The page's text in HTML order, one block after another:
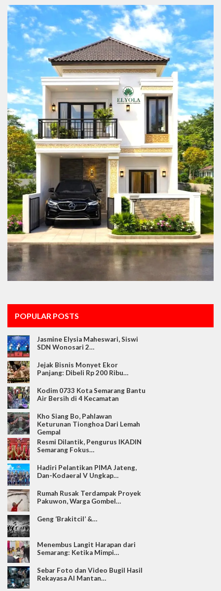
POPULAR POSTS
Jasmine Elysia Maheswari, Siswi
SDN Wonosari 2…
Jejak Bisnis Monyet Ekor
Panjang: Dibeli Rp 200 Ribu…
Kodim 0733 Kota Semarang Bantu
Air Bersih di 4 Kecamatan
Kho Siang Bo, Pahlawan
Keturunan Tionghoa Dari Lemah
Gempal
Resmi Dilantik, Pengurus IKADIN
Semarang Fokus…
Hadiri Pelantikan PIMA Jateng,
Dan-Kodaeral V Ungkap…
Rumah Rusak Terdampak Proyek
Pakuwon, Warga Gombel…
Geng ‘Brakitcil’ &…
Menembus Langit Harapan dari
Semarang: Ketika Mimpi…
Sebar Foto dan Video Bugil Hasil
Rekayasa AI Mantan…